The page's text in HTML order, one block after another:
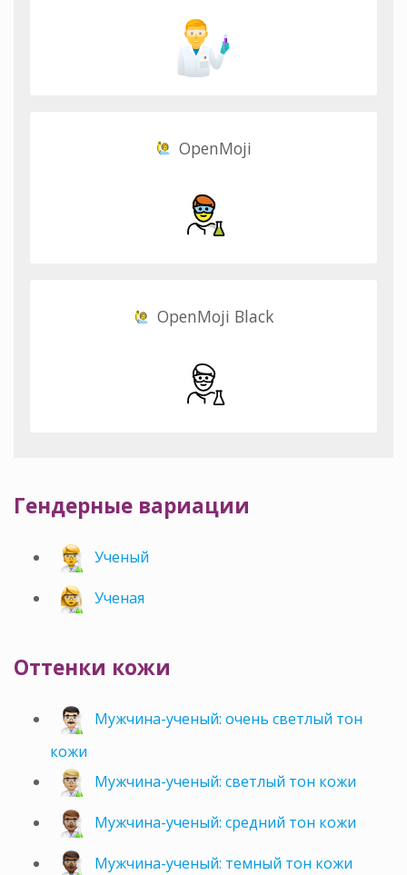
OpenMoji
OpenMoji Black
Гендерные вариации
Ученый
Ученая
Оттенки кожи
Мужчина-ученый: очень светлый тон
кожи
Мужчина-ученый: светлый тон кожи
Мужчина-ученый: средний тон кожи
Мужчина-ученый: темный тон кожи